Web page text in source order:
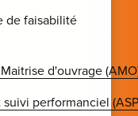
de faisabilité
d'ouvrage
performanciel